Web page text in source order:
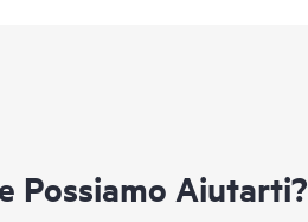
Possiamo Aiutarti?